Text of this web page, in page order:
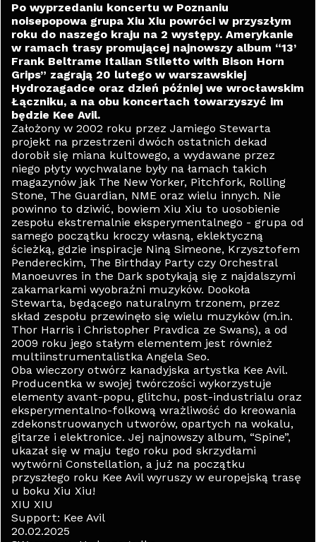
Po wyprzedaniu koncertu w Poznaniu
noisepopowa grupa Xiu Xiu powróci w przyszłym
roku do naszego kraju na 2 występy. Amerykanie
w ramach trasy promującej najnowszy album “13’
Frank Beltrame Italian Stiletto with Bison Horn
Grips” zagrają 20 lutego w warszawskiej
Hydrozagadce oraz dzień później we wrocławskim
Łączniku, a na obu koncertach towarzyszyć im
będzie Kee Avil.
Założony w 2002 roku przez Jamiego Stewarta
projekt na przestrzeni dwóch ostatnich dekad
dorobił się miana kultowego, a wydawane przez
niego płyty wychwalane były na łamach takich
magazynów jak The New Yorker, Pitchfork, Rolling
Stone, The Guardian, NME oraz wielu innych. Nie
powinno to dziwić, bowiem Xiu Xiu to uosobienie
zespołu ekstremalnie eksperymentalnego - grupa od
samego początku kroczy własną, eklektyczną
ścieżką, gdzie inspiracje Niną Simeone, Krzysztofem
Pendereckim, The Birthday Party czy Orchestral
Manoeuvres in the Dark spotykają się z najdalszymi
zakamarkami wyobraźni muzyków. Dookoła
Stewarta, będącego naturalnym trzonem, przez
skład zespołu przewinęło się wielu muzyków (m.in.
Thor Harris i Christopher Pravdica ze Swans), a od
2009 roku jego stałym elementem jest również
multiinstrumentalistka Angela Seo.
Oba wieczory otwórz kanadyjska artystka Kee Avil.
Producentka w swojej twórczości wykorzystuje
elementy avant-popu, glitchu, post-industrialu oraz
eksperymentalno-folkową wrażliwość do kreowania
zdekonstruowanych utworów, opartych na wokalu,
gitarze i elektronice. Jej najnowszy album, “Spine”,
ukazał się w maju tego roku pod skrzydłami
wytwórni Constellation, a już na początku
przyszłego roku Kee Avil wyruszy w europejską trasę
u boku Xiu Xiu!
XIU XIU
Support: Kee Avil
20.02.2025